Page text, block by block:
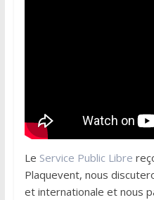
Le Service Public Libre
Plaquevent, nous
et internationale et nous